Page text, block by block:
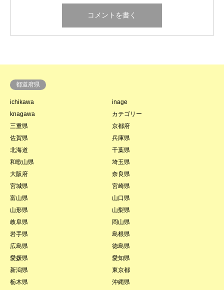
都道府県
ichikawa
inage
knagawa
カテゴリー
三重県
京都府
佐賀県
兵庫県
北海道
千葉県
和歌山県
埼玉県
大阪府
奈良県
宮城県
宮崎県
富山県
山口県
山形県
山梨県
岐阜県
岡山県
岩手県
島根県
広島県
徳島県
愛媛県
愛知県
新潟県
東京都
栃木県
沖縄県